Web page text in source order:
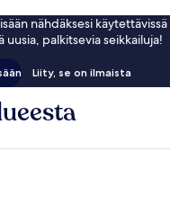
nähdäksesi
uusia, palkitsevia seikkailuja!
Liity, se on ilmaista